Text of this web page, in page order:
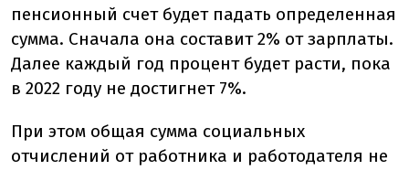
пенсионный счет будет падать определенная
сумма. Сначала она составит 2% от зарплаты.
Далее каждый год процент будет расти, пока
в 2022 году не достигнет 7%.
При этом общая сумма социальных
отчислений от работника и работодателя не